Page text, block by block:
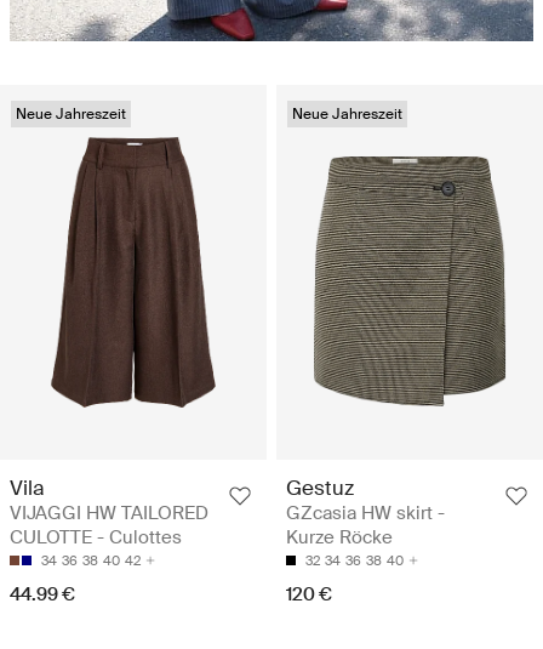
Neue Jahreszeit
Vila
VIJAGGI HW TAILORED
CULOTTE - Culottes
34 36 38 40 42
44.99 €
Neue Jahreszeit
Gestuz
GZcasia HW skirt -
Kurze Röcke
32 34 36 38 40
120 €